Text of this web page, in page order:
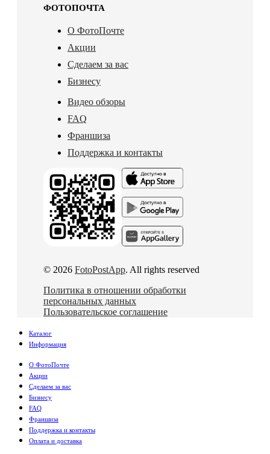
ФОТОПОЧТА
О ФотоПочте
Акции
Сделаем за вас
Бизнесу
Видео обзоры
FAQ
Франшиза
Поддержка и контакты
© 2026 FotoPostApp. All rights reserved
Политика в отношении обработки
персональных данных
Пользовательское соглашение
Каталог
Информация
О ФотоПочте
Акции
Сделаем за вас
Бизнесу
FAQ
Франшиза
Поддержка и контакты
Оплата и доставка